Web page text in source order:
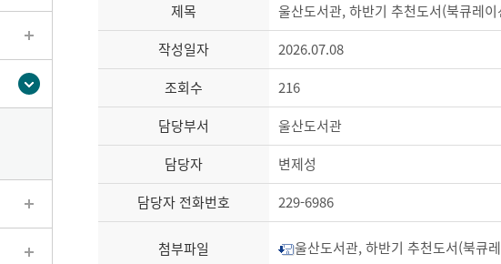
제목
울산도서관, 하반기 추천도서(북큐레
작성일자
2026.07.08
조회수
216
담당부서
울산도서관
담당자
변제성
담당자 전화번호
229-6986
첨부파일 울산도서관, 하반기 추천도서(북큐